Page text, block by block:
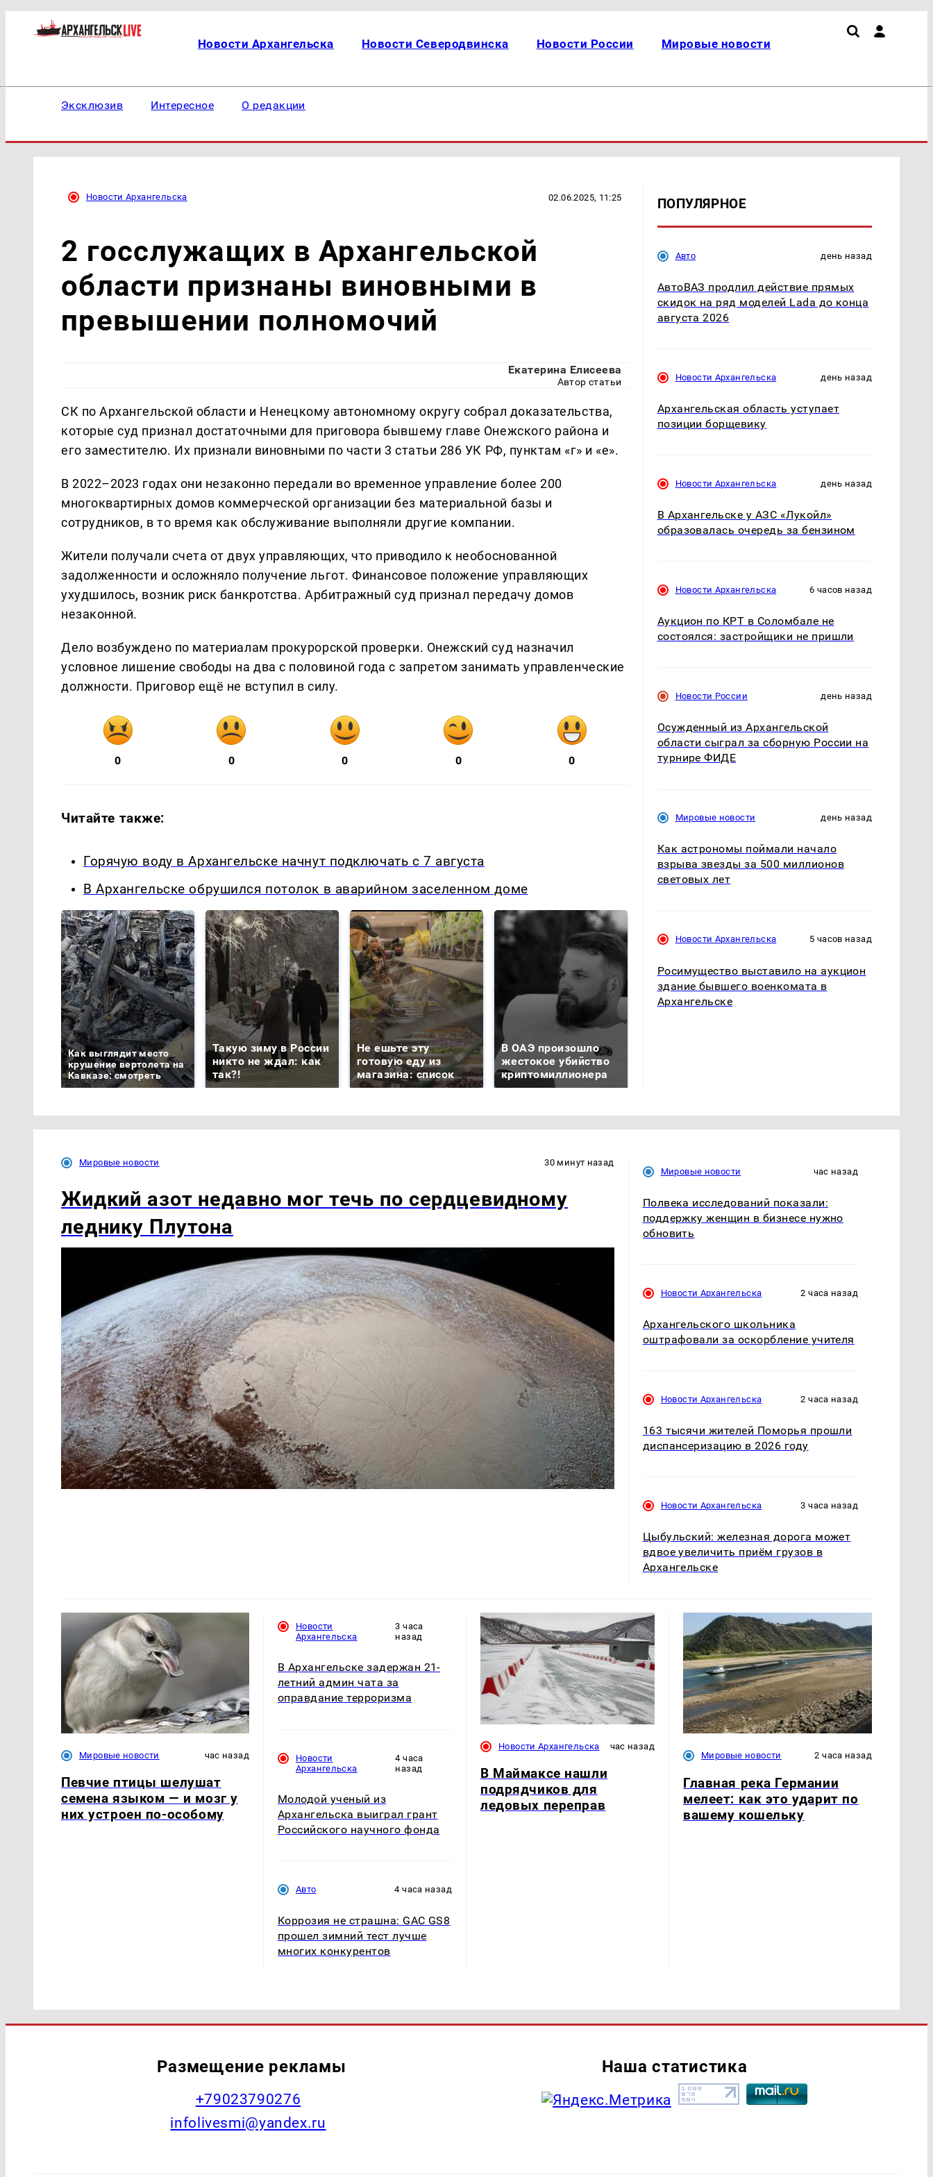
Новости Архангельска Новости Северодвинска Новости России Мировые новости
Эксклюзив Интересное О редакции
Новости Архангельска 02.06.2025, 11:25
2 госслужащих в Архангельской
области признаны виновными в
превышении полномочий
Екатерина Елисеева
Автор статьи
СК по Архангельской области и Ненецкому автономному округу собрал доказательства,
которые суд признал достаточными для приговора бывшему главе Онежского района и
его заместителю. Их признали виновными по части 3 статьи 286 УК РФ, пунктам «г» и «е».
В 2022–2023 годах они незаконно передали во временное управление более 200
многоквартирных домов коммерческой организации без материальной базы и
сотрудников, в то время как обслуживание выполняли другие компании.
Жители получали счета от двух управляющих, что приводило к необоснованной
задолженности и осложняло получение льгот. Финансовое положение управляющих
ухудшилось, возник риск банкротства. Арбитражный суд признал передачу домов
незаконной.
Дело возбуждено по материалам прокурорской проверки. Онежский суд назначил
условное лишение свободы на два с половиной года с запретом занимать управленческие
должности. Приговор ещё не вступил в силу.
0 0 0 0 0
Читайте также:
Горячую воду в Архангельске начнут подключать с 7 августа
В Архангельске обрушился потолок в аварийном заселенном доме
Как выглядит место
крушение вертолета на
Кавказе: смотреть
Такую зиму в России
никто не ждал: как
так?!
Не ешьте эту
готовую еду из
магазина: список
В ОАЭ произошло
жестокое убийство
криптомиллионера
ПОПУЛЯРНОЕ
Авто день назад
АвтоВАЗ продлил действие прямых
скидок на ряд моделей Lada до конца
августа 2026
Новости Архангельска день назад
Архангельская область уступает
позиции борщевику
Новости Архангельска день назад
В Архангельске у АЗС «Лукойл»
образовалась очередь за бензином
Новости Архангельска 6 часов назад
Аукцион по КРТ в Соломбале не
состоялся: застройщики не пришли
Новости России день назад
Осужденный из Архангельской
области сыграл за сборную России на
турнире ФИДЕ
Мировые новости день назад
Как астрономы поймали начало
взрыва звезды за 500 миллионов
световых лет
Новости Архангельска 5 часов назад
Росимущество выставило на аукцион
здание бывшего военкомата в
Архангельске
Мировые новости 30 минут назад
Жидкий азот недавно мог течь по сердцевидному
леднику Плутона
Мировые новости час назад
Полвека исследований показали:
поддержку женщин в бизнесе нужно
обновить
Новости Архангельска 2 часа назад
Архангельского школьника
оштрафовали за оскорбление учителя
Новости Архангельска 2 часа назад
163 тысячи жителей Поморья прошли
диспансеризацию в 2026 году
Новости Архангельска 3 часа назад
Цыбульский: железная дорога может
вдвое увеличить приём грузов в
Архангельске
Мировые новости час назад
Певчие птицы шелушат
семена языком — и мозг у
них устроен по-особому
Новости
Архангельска
3 часа
назад
В Архангельске задержан 21-
летний админ чата за
оправдание терроризма
Новости
Архангельска
4 часа
назад
Молодой ученый из
Архангельска выиграл грант
Российского научного фонда
Авто 4 часа назад
Коррозия не страшна: GAC GS8
прошел зимний тест лучше
многих конкурентов
Новости Архангельска час назад
В Маймаксе нашли
подрядчиков для
ледовых переправ
Мировые новости 2 часа назад
Главная река Германии
мелеет: как это ударит по
вашему кошельку
Размещение рекламы
+79023790276
infolivesmi@yandex.ru
Наша статистика